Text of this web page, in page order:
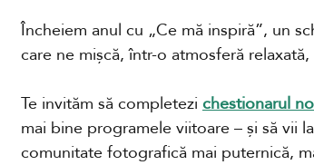
Încheiem anul cu „Ce mă inspiră”, un
care ne mișcă, într-o atmosferă
Te invităm să completezi chestionarul
mai bine programele viitoare – și să vii
comunitate fotografică mai puternică,